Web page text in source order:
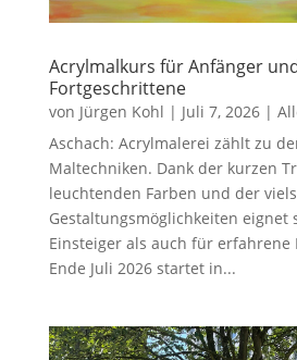
Acrylmalkurs für Anfänger
Fortgeschrittene
von Jürgen Kohl | Juli 7, 2026|
Aschach: Acrylmalerei zählt zu
Maltechniken. Dank der kurzen
leuchtenden Farben und der
Gestaltungsmöglichkeiten eignet
Einsteiger als auch für erfahrene
Ende Juli 2026 startet in...